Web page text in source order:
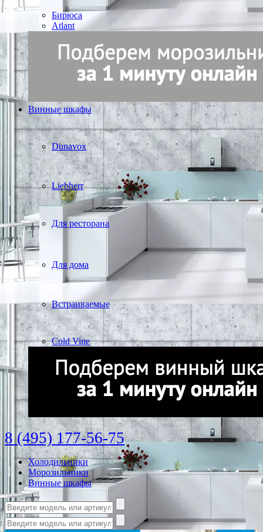
Бирюса
Atlant
Винные шкафы
Dunavox
Liebherr
Для ресторана
Для дома
Встраиваемые
Cold Vine
8 (495) 177-56-75
Холодильники
Морозильники
Винные шкафы